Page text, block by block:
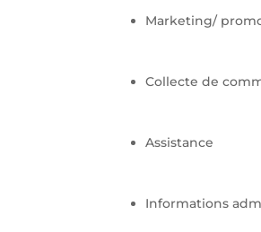
Marketing/
Collecte de
Assistance
Informations